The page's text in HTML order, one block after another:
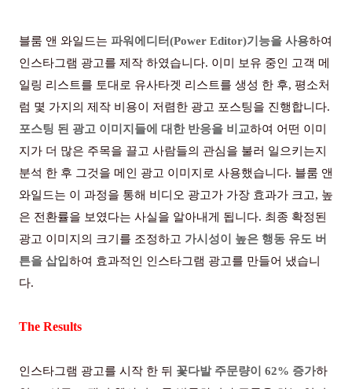
블룸 앤 와일드는 파워에디터(Power Editor)기능을 사용하여
인스타그램 광고를 제작 하였습니다. 이미 보유 중인 고객 메
일링 리스트를 토대로 유사타겟 리스트를 생성 한 후, 평소처
럼 몇 가지의 제작 비용이 저렴한 광고 포스팅을 진행합니다.
포스팅 된 광고 이미지들에 대한 반응을 비교하여 어떤 이미
지가 더 많은 주목을 끌고 사람들의 관심을 불러 일으키는지
분석 한 후 그것을 메인 광고 이미지로 사용했습니다. 블룸 앤
와일드는 이 과정을 통해 비디오 광고가 가장 효과가 크고, 높
은 전환률을 보였다는 사실을 알아내게 됩니다. 최종 확정된
광고 이미지의 크기를 조정하고 가시성이 높은 행동 유도 버
튼을 삽입하여 효과적인 인스타그램 광고를 만들어 냈습니
다.
The Results
인스타그램 광고를 시작 한 뒤 꽃다발 주문량이 62% 증가하